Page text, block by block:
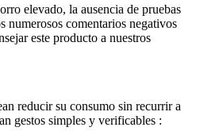
numerosos comentarios negativos
este producto a nuestros
gestos simples y verificables :